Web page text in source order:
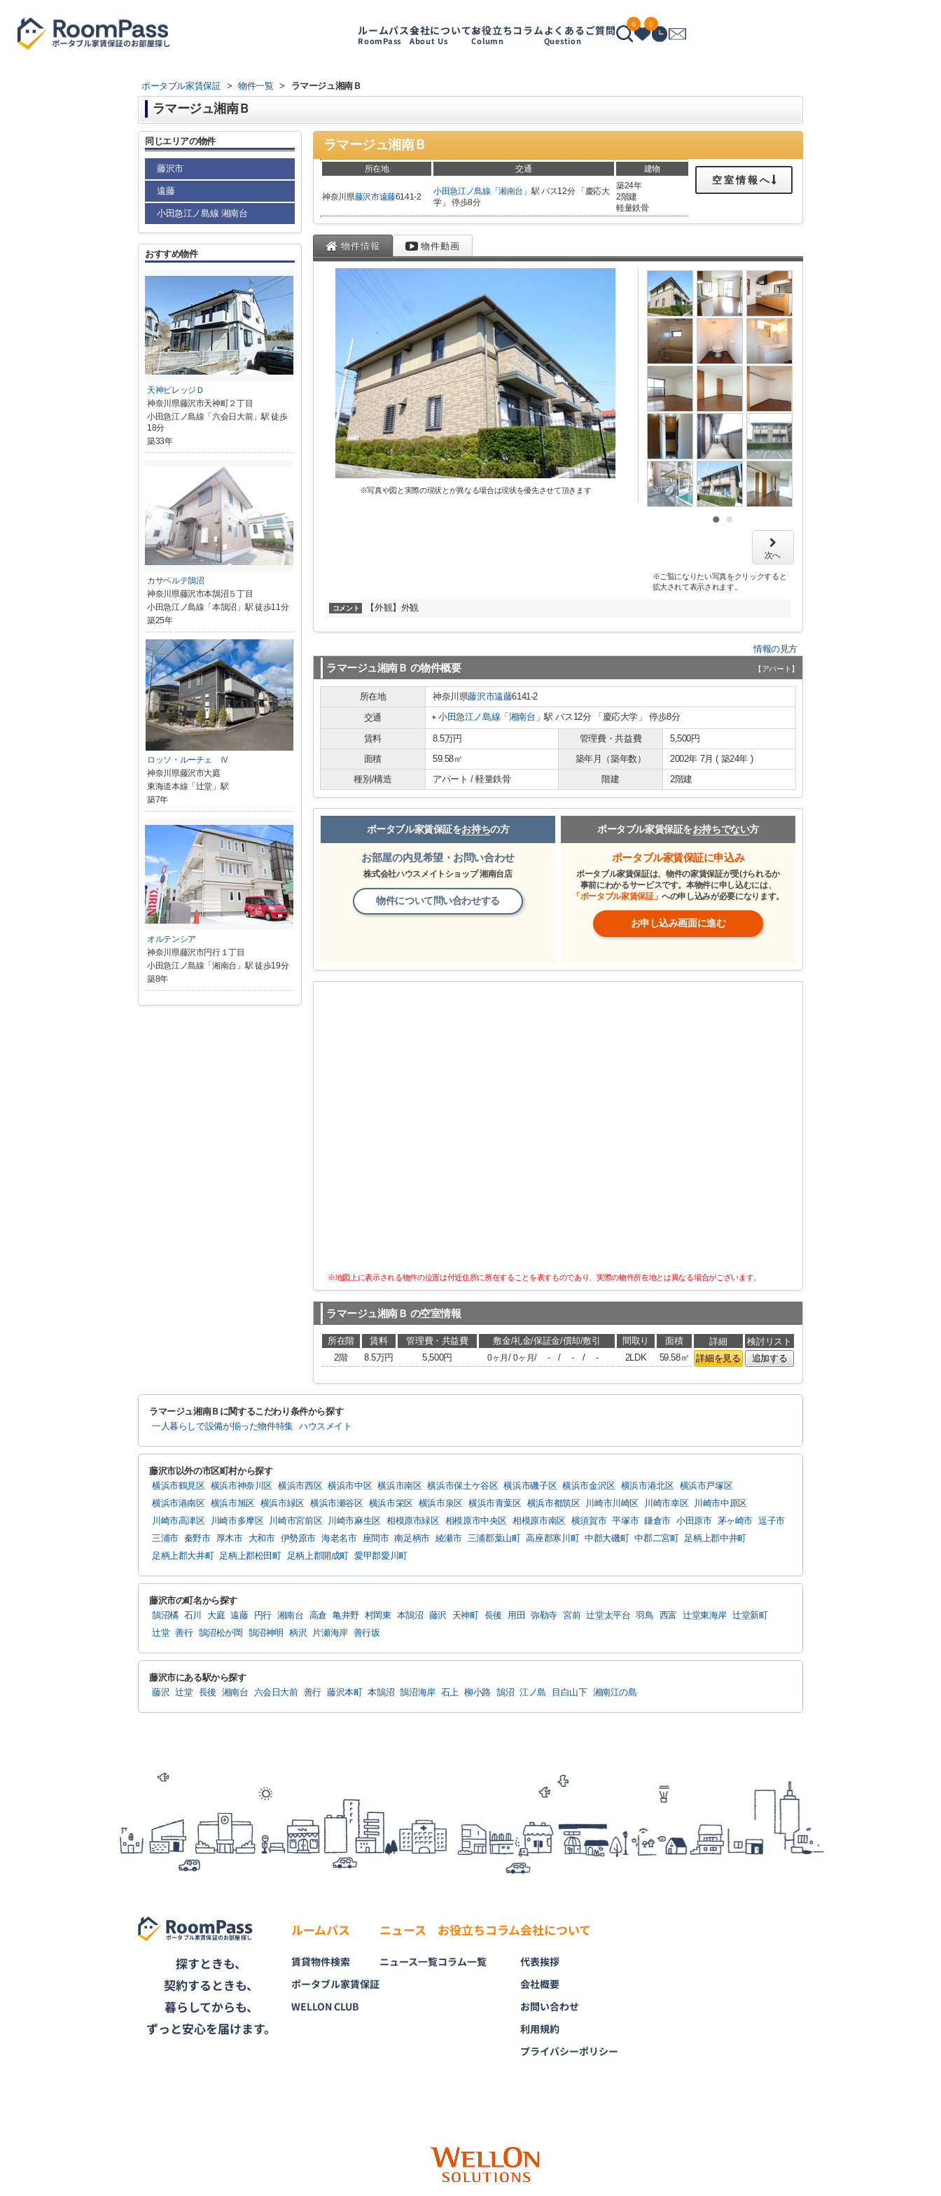
ルームパス
RoomPass
会社について
About Us
お役立ちコラム
Column
よくあるご質問
Question
0 0
ポータブル家賃保証 > 物件一覧 > ラマージュ湘南Ｂ
ラマージュ湘南Ｂ
ラマージュ湘南Ｂ
所在地 交通 建物
神奈川県藤沢市遠藤6141-2
小田急江ノ島線 「湘南台 」駅 バス12分 「慶応大
学」 停歩8分
築24年
2階建
軽量鉄骨
空室情報へ
物件情報 物件動画
※写真や図と実際の現状とが異なる場合は現状を優先させて頂きます
次へ
※ご覧になりたい写真をクリックすると
拡大されて表示されます。
コメント 【外観】外観
情報の見方
ラマージュ湘南Ｂ の物件概要 【アパート】
所在地 神奈川県藤沢市遠藤6141-2
交通
小田急江ノ島線 「 湘南台 」駅 バス12分 「慶応大学」 停歩8分
賃料 8.5万円 管理費・共益費
5,500円
面積
59.58㎡ 築年月（築年数）
2002年 7月 ( 築24年 )
種別/構造
アパート / 軽量鉄骨 階建 2階建
ポータブル家賃保証をお持ちの方
お部屋の内見希望・お問い合わせ
株式会社ハウスメイトショップ 湘南台店
物件について問い合わせする
ポータブル家賃保証をお持ちでない方
ポータブル家賃保証に申込み
ポータブル家賃保証は、物件の家賃保証が受けられるか
事前にわかるサービスです。本物件に申し込むには、
「ポータブル家賃保証」への申し込みが必要になります。
お申し込み画面に進む
※地図上に表示される物件の位置は付近住所に所在することを表すものであり、実際の物件所在地とは異なる場合がございます。
ラマージュ湘南Ｂ の空室情報
所在階 賃料 管理費・共益費 敷金/礼金/保証金/償却/敷引 間取り 面積 詳細
検討リスト
2階
8.5万円 5,500円 0ヶ月/0ヶ月/ - / - / - 2LDK 59.58㎡ 詳細を見る 追加する
同じエリアの物件
藤沢市
遠藤
小田急江ノ島線 湘南台
おすすめ物件
天神ビレッジＤ
神奈川県藤沢市天神町２丁目
小田急江ノ島線「六会日大前」駅 徒歩
18分
築33年
カサベルテ鵠沼
神奈川県藤沢市本鵠沼５丁目
小田急江ノ島線「本鵠沼」駅 徒歩11分
築25年
ロッソ・ルーチェ Ⅳ
神奈川県藤沢市大庭
東海道本線「辻堂」駅
築7年
オルテンシア
神奈川県藤沢市円行１丁目
小田急江ノ島線「湘南台」駅 徒歩19分
築8年
ラマージュ湘南Ｂに関するこだわり条件から探す
一人暮らしで設備が揃った物件特集 ハウスメイト
藤沢市以外の市区町村から探す
横浜市鶴見区 横浜市神奈川区 横浜市西区 横浜市中区 横浜市南区 横浜市保土ケ谷区 横浜市磯子区 横浜市金沢区 横浜市港北区 横浜市戸塚区
横浜市港南区 横浜市旭区 横浜市緑区 横浜市瀬谷区 横浜市栄区 横浜市泉区 横浜市青葉区 横浜市都筑区 川崎市川崎区 川崎市幸区
川崎市中原区
川崎市高津区
川崎市多摩区 川崎市宮前区 川崎市麻生区 相模原市緑区 相模原市中央区 相模原市南区 横須賀市 平塚市 鎌倉市 小田原市 茅ヶ崎市 逗子市
三浦市 秦野市 厚木市 大和市 伊勢原市 海老名市 座間市 南足柄市 綾瀬市 三浦郡葉山町 高座郡寒川町 中郡大磯町 中郡二宮町
足柄上郡中井町
足柄上郡大井町
足柄上郡松田町 足柄上郡開成町 愛甲郡愛川町
藤沢市の町名から探す
鵠沼橘 石川 大庭 遠藤 円行 湘南台 高倉 亀井野 村岡東 本鵠沼 藤沢 天神町 長後 用田 弥勒寺 宮前 辻堂太平台 羽鳥 西富 辻堂東海岸 辻堂新町
辻堂 善行 鵠沼松が岡 鵠沼神明 柄沢 片瀬海岸 善行坂
藤沢市にある駅から探す
藤沢 辻堂 長後 湘南台 六会日大前 善行 藤沢本町 本鵠沼 鵠沼海岸 石上 柳小路 鵠沼 江ノ島 目白山下 湘南江の島
RoomPass
ポータブル家賃保証のお部屋探し
探すときも、
契約するときも、
暮らしてからも、
ずっと安心を届けます。
ルームパス
賃貸物件検索
ポータブル家賃保証
WELLON CLUB
ニュース
ニュース一覧
お役立ちコラム
コラム一覧
会社について
代表挨拶
会社概要
お問い合わせ
利用規約
プライバシーポリシー